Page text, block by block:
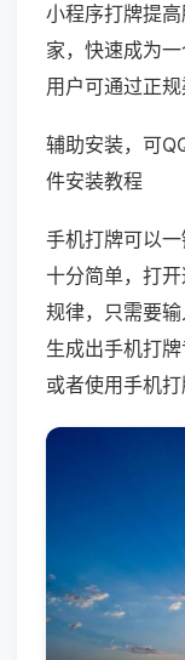
小程序打牌提
家，快速成为
用户可通过正规
辅助安装，可
件安装教程
手机打牌可以
十分简单，打
规律，只需要
生成出手机打
或者使用手机打